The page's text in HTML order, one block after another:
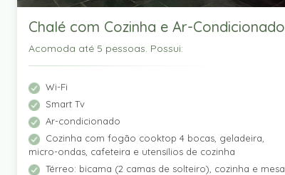
Chalé com Cozinha e Ar-Condicionado
Acomoda até 5 pessoas. Possui:
Wi-Fi
Smart Tv
Ar-condicionado
Cozinha com fogão cooktop 4 bocas, geladeira,
micro-ondas, cafeteira e utensílios de cozinha
Térreo: bicama (2 camas de solteiro), cozinha e mesa